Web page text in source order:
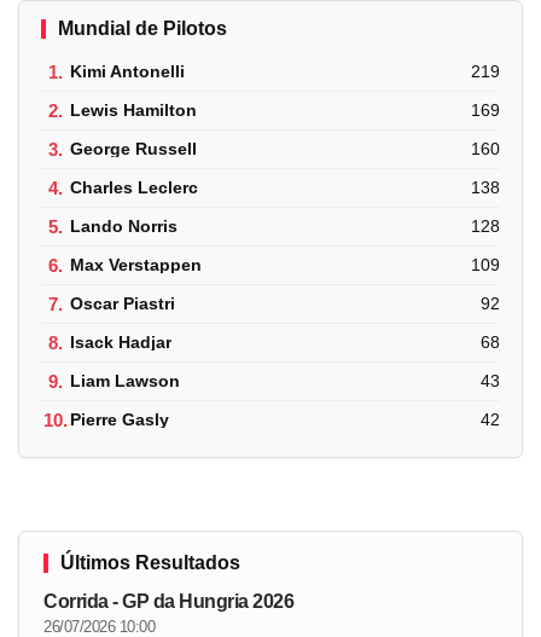
Mundial de Pilotos
1. Kimi Antonelli 219
2. Lewis Hamilton 169
3. George Russell 160
4. Charles Leclerc 138
5. Lando Norris 128
6. Max Verstappen 109
7. Oscar Piastri 92
8. Isack Hadjar 68
9. Liam Lawson 43
10.Pierre Gasly 42
Últimos Resultados
Corrida - GP da Hungria 2026
26/07/2026 10:00